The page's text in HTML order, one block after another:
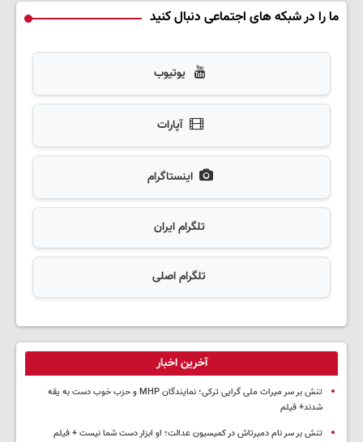
ما را در شبکه های اجتماعی دنبال کنید
یوتیوب
آپارات
اینستاگرام
تلگرام ایران
تلگرام اصلی
آخرین اخبار
تنش بر سر میراث ملی گرایی ترکی؛ نمایندگان MHP و حزب خوب دست به یقه
شدند+ فیلم
تنش بر سر نام دمیرتاش در کمیسیون عدالت؛ او ابزار دست شما نیست + فیلم